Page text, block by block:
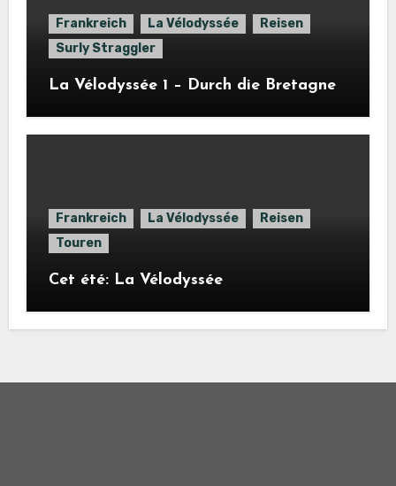
Frankreich La Vélodyssée
Reisen
Surly Straggler
La Vélodyssée 1 – Durch die Bretagne
Frankreich La Vélodyssée
Reisen
Touren
Cet été: La Vélodyssée